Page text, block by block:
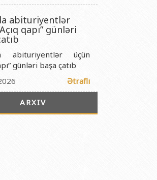
abituriyentlər
qapı” günləri
abituriyentlər üçün
günləri başa çatıb
Ətraflı
ARXIV